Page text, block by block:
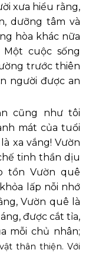
xưa hiểu rằng,
dưỡng tâm và
hòa khác nữa
cuộc sống
trước thiên
người được an
cũng như tôi
mát của tuổi
xa vắng! Vườn
tinh thần dịu
tồn Vườn quê
lấp nỗi nhớ
Vườn quê là
được cắt tỉa,
mỗi chủ nhân;
thân thiện. Với